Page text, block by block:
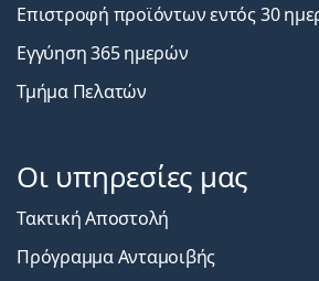
Επιστροφή προϊόντων εντός 30
Εγγύηση 365 ημερών
Τμήμα Πελατών
Οι υπηρεσίες μας
Τακτική Αποστολή
Πρόγραμμα Ανταμοιβής